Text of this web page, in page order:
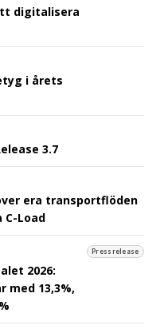
digitalisera
i årets
3.7
era transportflöden
Load
Pressrelease
2026:
13,3%,